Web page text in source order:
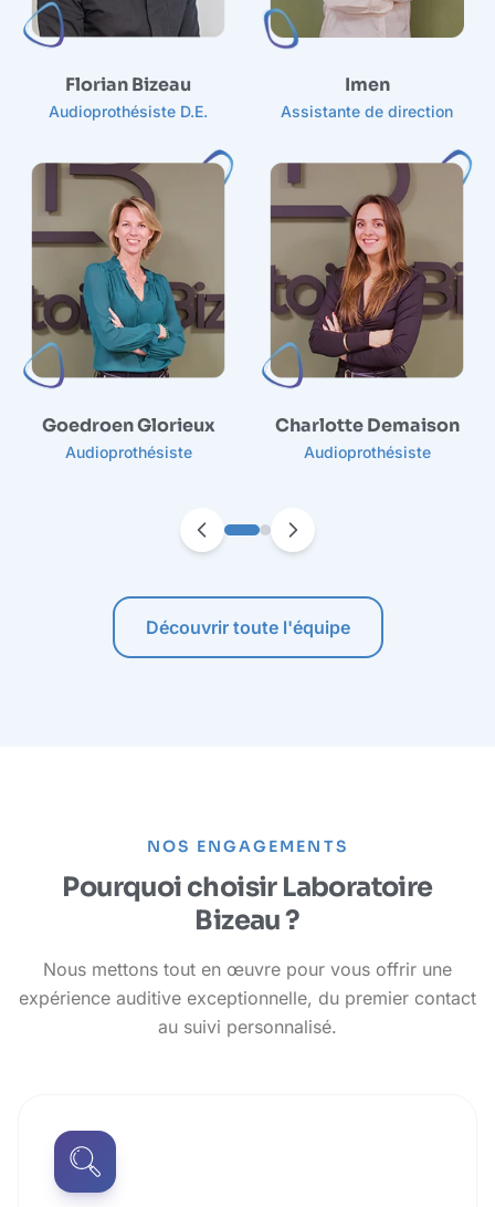
Florian Bizeau
Audioprothésiste D.E.
Imen
Assistante de direction
Goedroen Glorieux
Audioprothésiste
Charlotte Demaison
Audioprothésiste
Découvrir toute l'équipe
NOS ENGAGEMENTS
Pourquoi choisir Laboratoire
Bizeau ?
Nous mettons tout en œuvre pour vous offrir une
expérience auditive exceptionnelle, du premier contact
au suivi personnalisé.